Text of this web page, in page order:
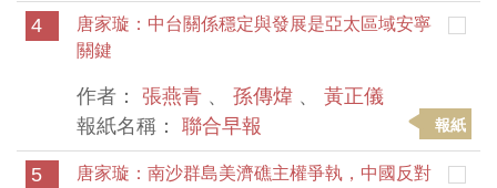
4
唐家璇：中台關係穩定與發展是亞太區域安寧
關鍵
作者： 張燕青 、 孫傳煒 、 黃正儀
報紙名稱： 聯合早報 報紙
5
唐家璇：南沙群島美濟礁主權爭執，中國反對